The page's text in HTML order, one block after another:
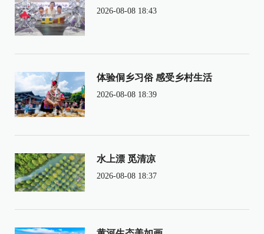
2026-08-08 18:43
体验侗乡习俗 感受乡村生活
2026-08-08 18:39
水上漂 觅清凉
2026-08-08 18:37